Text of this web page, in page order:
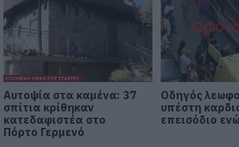
Αυτοψία στα καμένα: 37
σπίτια κρίθηκαν
κατεδαφιστέα στο
Πόρτο Γερμενό
Οδηγός
υπέστη
επεισόδιο